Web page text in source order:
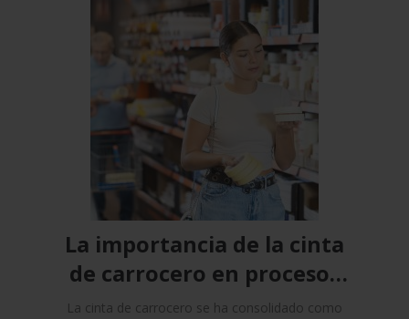
La importancia de la cinta
de carrocero en procesos
productivos
La cinta de carrocero se ha consolidado como